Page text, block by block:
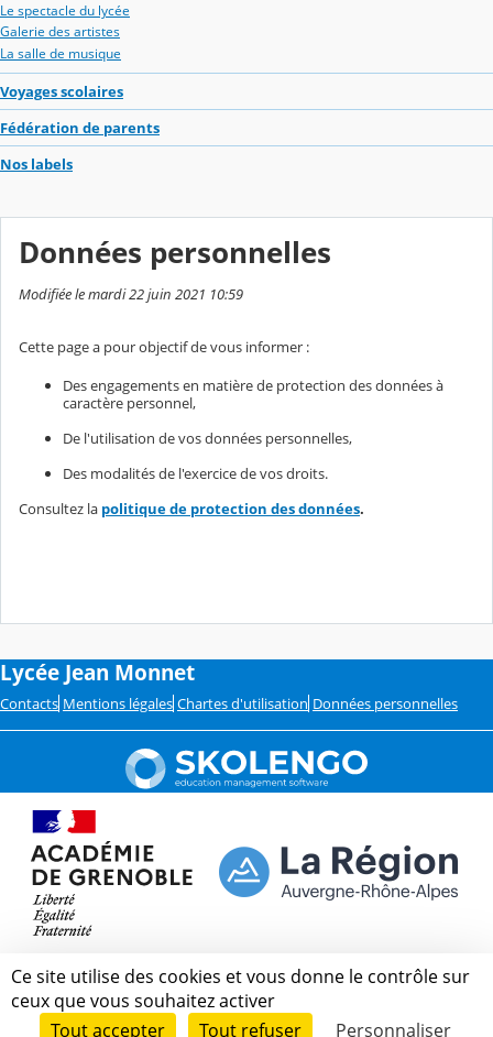
Le spectacle du lycée
Galerie des artistes
La salle de musique
Voyages scolaires
Fédération de parents
Nos labels
Données personnelles
Modifiée le mardi 22 juin 2021 10:59
Cette page a pour objectif de vous informer :
Des engagements en matière de protection des données à
caractère personnel,
De l'utilisation de vos données personnelles,
Des modalités de l'exercice de vos droits.
Consultez la politique de protection des données.
Lycée Jean Monnet
Contacts Mentions légales Chartes d'utilisation Données personnelles
Ce site utilise des cookies et vous donne le contrôle sur
ceux que vous souhaitez activer
Tout accepter
Tout refuser Personnaliser